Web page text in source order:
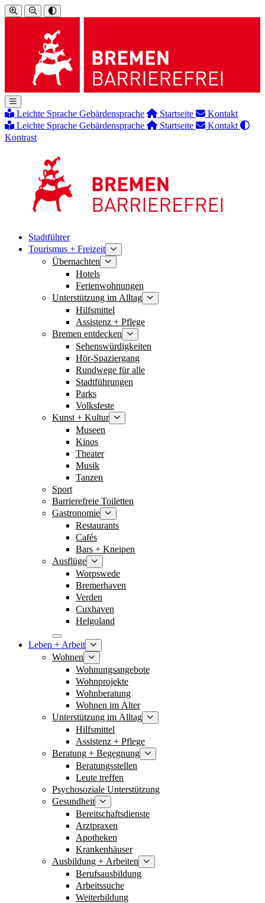
Leichte Sprache Gebärdensprache Startseite
Kontakt
Leichte Sprache Gebärdensprache Startseite
Kontakt
Kontrast
Stadtführer
Tourismus + Freizeit
Übernachten
Hotels
Ferienwohnungen
Unterstützung im Alltag
Hilfsmittel
Assistenz + Pflege
Bremen entdecken
Sehenswürdigkeiten
Hör-Spaziergang
Rundwege für alle
Stadtführungen
Parks
Volksfeste
Kunst + Kultur
Museen
Kinos
Theater
Musik
Tanzen
Sport
Barrierefreie Toiletten
Gastronomie
Restaurants
Cafés
Bars + Kneipen
Ausflüge
Worpswede
Bremerhaven
Verden
Cuxhaven
Helgoland
Leben + Arbeit
Wohnen
Wohnungsangebote
Wohnprojekte
Wohnberatung
Wohnen im Alter
Unterstützung im Alltag
Hilfsmittel
Assistenz + Pflege
Beratung + Begegnung
Beratungsstellen
Leute treffen
Psychosoziale Unterstützung
Gesundheit
Bereitschaftsdienste
Arztpraxen
Apotheken
Krankenhäuser
Ausbildung + Arbeiten
Berufsausbildung
Arbeitssuche
Weiterbildung